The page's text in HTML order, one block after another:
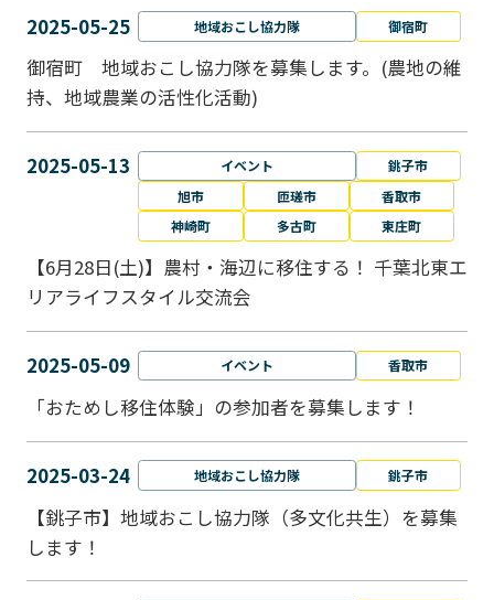
2025-05-25 地域おこし協力隊 御宿町
御宿町 地域おこし協力隊を募集します。(農地の維
持、地域農業の活性化活動)
2025-05-13 イベント
銚子市
旭市
匝瑳市
香取市
神崎町
多古町 東庄町
【6月28日(土)】農村・海辺に移住する！ 千葉北東エ
リアライフスタイル交流会
2025-05-09 イベント 香取市
「おためし移住体験」の参加者を募集します！
2025-03-24 地域おこし協力隊 銚子市
【銚子市】地域おこし協力隊（多文化共生）を募集
します！